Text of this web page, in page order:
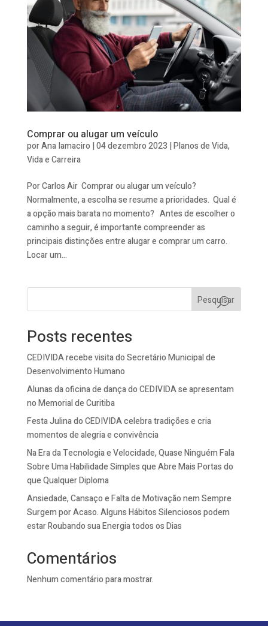
Comprar ou alugar um veículo
porAna Iamaciro |04 dezembro 2023 |Planos de Vida,
Vida e Carreira
Por Carlos Air Comprar ou alugar um veículo?
Normalmente, a escolha se resume a prioridades. Qual é
a opção mais barata no momento? Antes de escolher o
caminho a seguir, é importante compreender as
principais distinções entre alugar e comprar um carro.
Locar um...
Pesquisar
Posts recentes
CEDIVIDA recebe visita do Secretário Municipal de
Desenvolvimento Humano
Alunas da oficina de dança do CEDIVIDA se apresentam
no Memorial de Curitiba
Festa Julina do CEDIVIDA celebra tradições e cria
momentos de alegria e convivência
Na Era da Tecnologia e Velocidade, Quase Ninguém Fala
Sobre Uma Habilidade Simples que Abre Mais Portas do
que Qualquer Diploma
Ansiedade, Cansaço e Falta de Motivação nem Sempre
Surgem por Acaso. Alguns Hábitos Silenciosos podem
estar Roubando sua Energia todos os Dias
Comentários
Nenhum comentário para mostrar.